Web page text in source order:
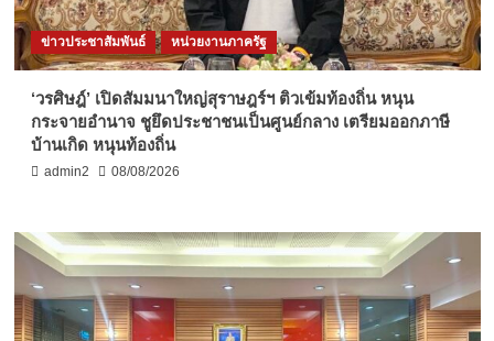
ข่าวประชาสัมพันธ์ หน่วยงานภาครัฐ
‘วรศิษฎ์’ เปิดสัมมนาใหญ่สุราษฎร์ฯ ติวเข้มท้องถิ่น หนุน
กระจายอำนาจ ชูยึดประชาชนเป็นศูนย์กลาง เตรียมออกภาษี
บ้านเกิด หนุนท้องถิ่น
admin2 08/08/2026